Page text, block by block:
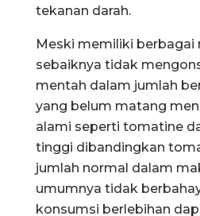
tekanan darah.
Meski memiliki berbagai
sebaiknya tidak
mentah dalam jumlah
yang belum matang
alami seperti tomatine
tinggi dibandingkan
jumlah normal dalam
umumnya tidak
konsumsi berlebihan